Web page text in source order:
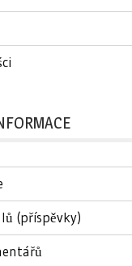
(příspěvky)